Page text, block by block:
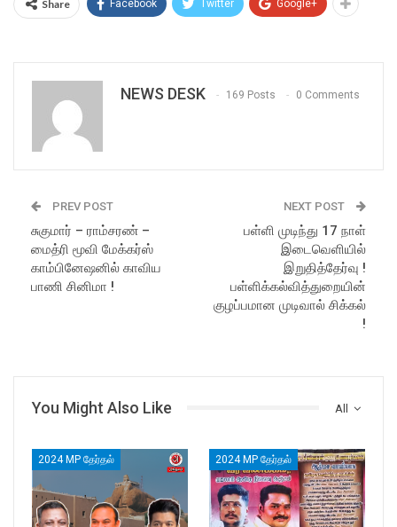
Share Facebook Twitter Google+
NEWS DESK 169 Posts 0 Comments
PREV POST
சுகுமார் – ராம்சரண் –
மைத்ரி மூவி மேக்கர்ஸ்
காம்பினேஷனில் காவிய
பாணி சினிமா !
NEXT POST
பள்ளி முடிந்து 17 நாள்
இடைவெளியில்
இறுதித்தேர்வு !
பள்ளிக்கல்வித்துறையின்
குழப்பமான முடிவால் சிக்கல்
!
All
You Might Also Like
2024 MP தேர்தல் 2024 MP தேர்தல்